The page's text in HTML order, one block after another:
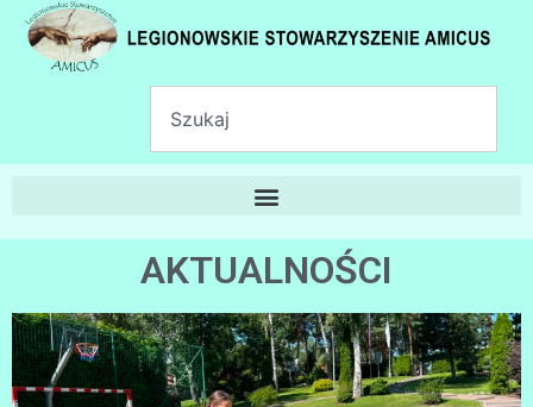
AKTUALNOŚCI